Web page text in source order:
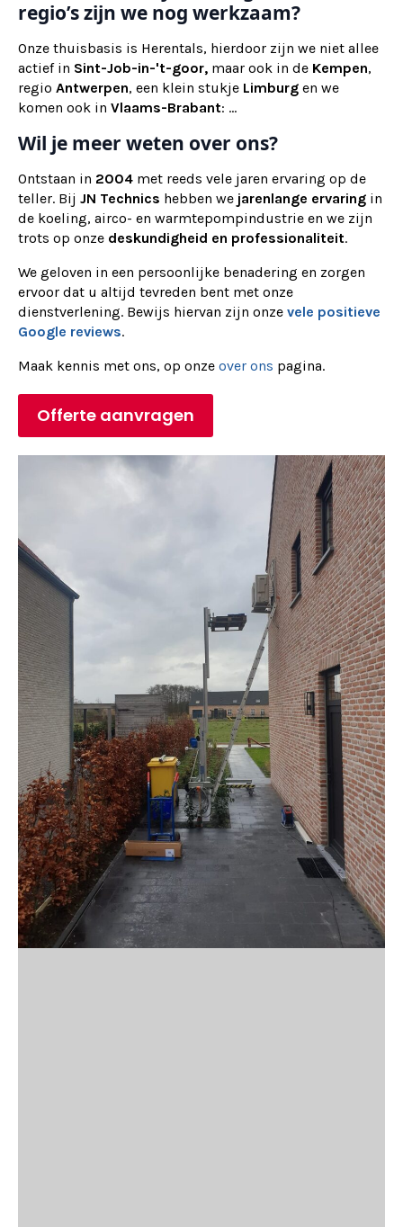
regio’s zijn we nog werkzaam?
Onze thuisbasis is Herentals, hierdoor zijn we niet allee
actief in Sint-Job-in-'t-goor, maar ook in de Kempen,
regio Antwerpen, een klein stukje Limburg en we
komen ook in Vlaams-Brabant: ...
Wil je meer weten over ons?
Ontstaan in 2004 met reeds vele jaren ervaring op de
teller. Bij JN Technics hebben we jarenlange ervaring in
de koeling, airco- en warmtepompindustrie en we zijn
trots op onze deskundigheid en professionaliteit.
We geloven in een persoonlijke benadering en zorgen
ervoor dat u altijd tevreden bent met onze
dienstverlening. Bewijs hiervan zijn onze vele positieve
Google reviews.
Maak kennis met ons, op onze over ons pagina.
Offerte aanvragen